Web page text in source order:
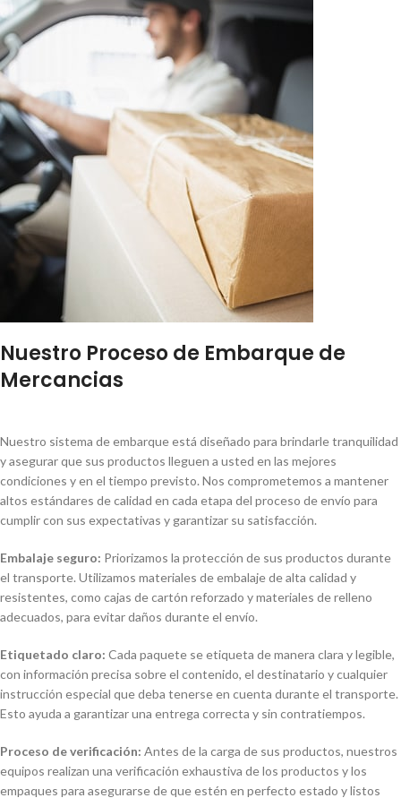
Nuestro Proceso de Embarque de
Mercancias
Nuestro sistema de embarque está diseñado para brindarle tranquilidad
y asegurar que sus productos lleguen a usted en las mejores
condiciones y en el tiempo previsto. Nos comprometemos a mantener
altos estándares de calidad en cada etapa del proceso de envío para
cumplir con sus expectativas y garantizar su satisfacción.
Embalaje seguro: Priorizamos la protección de sus productos durante
el transporte. Utilizamos materiales de embalaje de alta calidad y
resistentes, como cajas de cartón reforzado y materiales de relleno
adecuados, para evitar daños durante el envío.
Etiquetado claro: Cada paquete se etiqueta de manera clara y legible,
con información precisa sobre el contenido, el destinatario y cualquier
instrucción especial que deba tenerse en cuenta durante el transporte.
Esto ayuda a garantizar una entrega correcta y sin contratiempos.
Proceso de verificación: Antes de la carga de sus productos, nuestros
equipos realizan una verificación exhaustiva de los productos y los
empaques para asegurarse de que estén en perfecto estado y listos